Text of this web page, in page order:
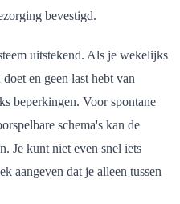
bevestigd.
uitstekend. Als je wekelijks
en geen last hebt van
beperkingen. Voor spontane
schema's kan de
Je kunt niet even snel iets
aangeven dat je alleen tussen